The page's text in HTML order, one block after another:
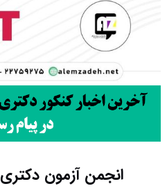
انجمن آزمون